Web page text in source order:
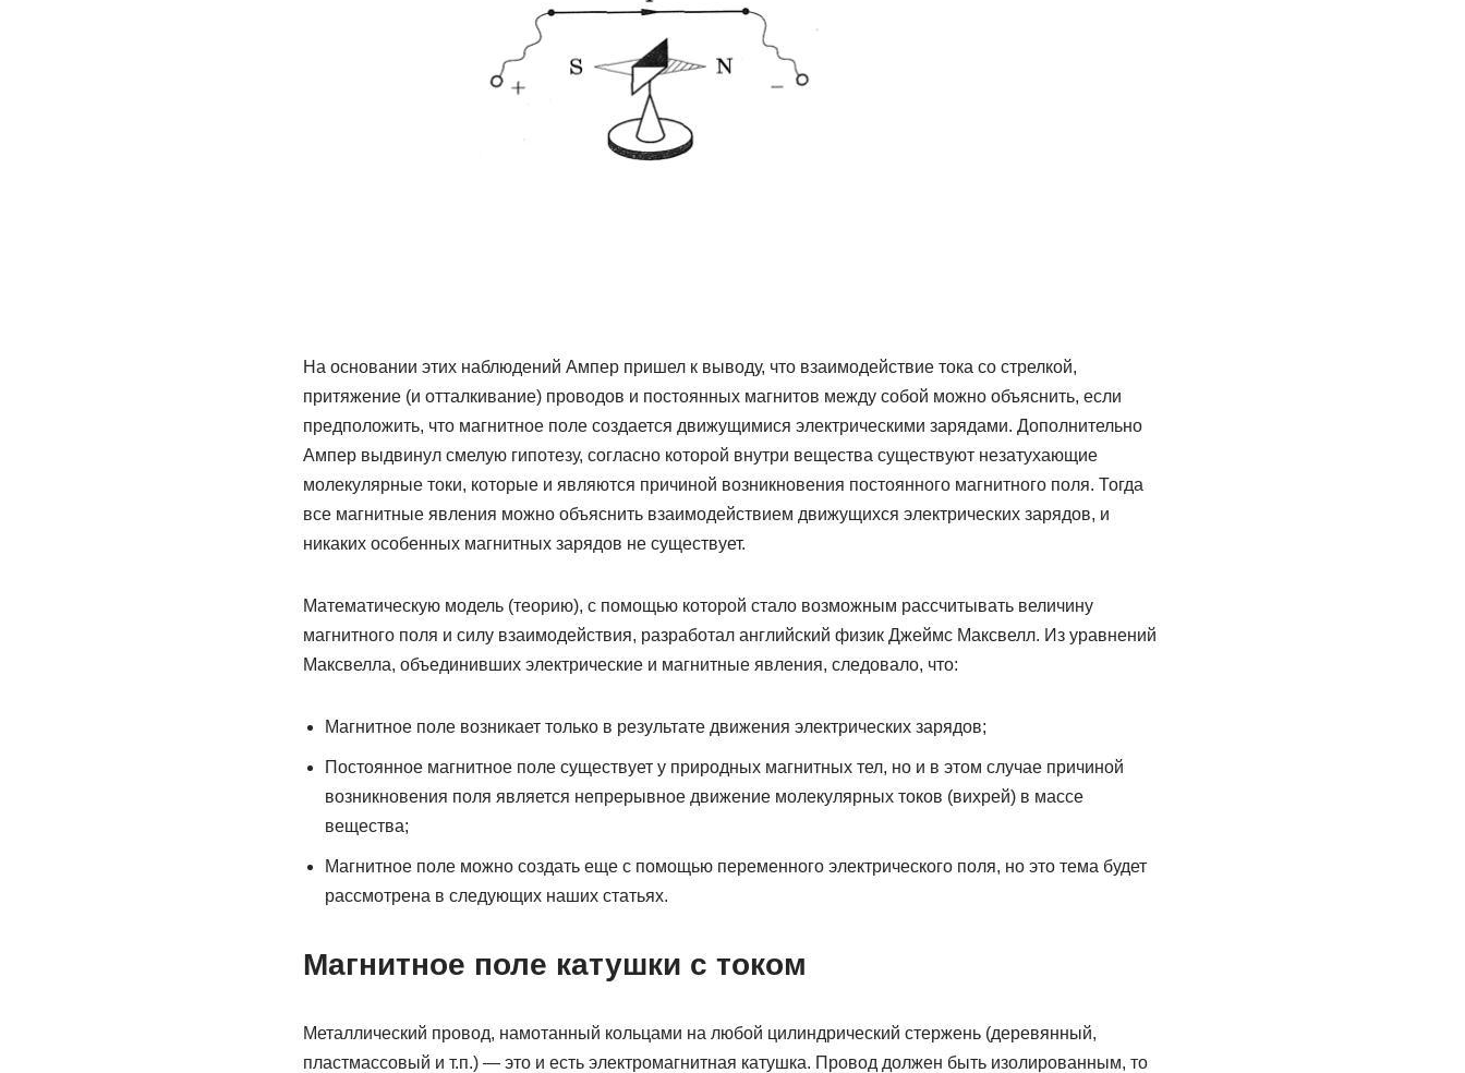
На основании этих наблюдений Ампер пришел к выводу, что взаимодействие тока со стрелкой,
притяжение (и отталкивание) проводов и постоянных магнитов между собой можно объяснить, если
предположить, что магнитное поле создается движущимися электрическими зарядами. Дополнительно
Ампер выдвинул смелую гипотезу, согласно которой внутри вещества существуют незатухающие
молекулярные токи, которые и являются причиной возникновения постоянного магнитного поля. Тогда
все магнитные явления можно объяснить взаимодействием движущихся электрических зарядов, и
никаких особенных магнитных зарядов не существует.
Математическую модель (теорию), с помощью которой стало возможным рассчитывать величину
магнитного поля и силу взаимодействия, разработал английский физик Джеймс Максвелл. Из уравнений
Максвелла, объединивших электрические и магнитные явления, следовало, что:
Магнитное поле возникает только в результате движения электрических зарядов;
Постоянное магнитное поле существует у природных магнитных тел, но и в этом случае причиной
возникновения поля является непрерывное движение молекулярных токов (вихрей) в массе
вещества;
Магнитное поле можно создать еще с помощью переменного электрического поля, но это тема будет
рассмотрена в следующих наших статьях.
Магнитное поле катушки с током
Металлический провод, намотанный кольцами на любой цилиндрический стержень (деревянный,
пластмассовый и т.п.) — это и есть электромагнитная катушка. Провод должен быть изолированным, то